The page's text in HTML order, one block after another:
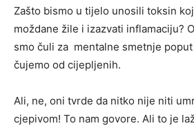
Zašto bismo u tijelo unosili toksin
moždane žile i izazvati inflamaciju?
smo čuli za mentalne smetnje
čujemo od cijepljenih.
Ali, ne, oni tvrde da nitko nije niti
cjepivom! To nam govore. Ali to je